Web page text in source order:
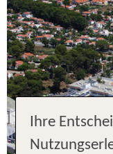
Previous
Ihre